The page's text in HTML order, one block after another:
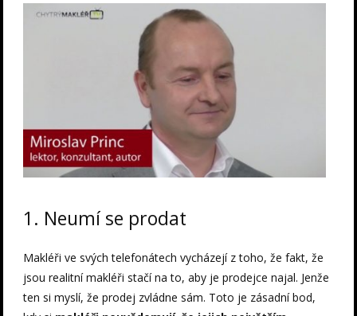
1. Neumí se prodat
Makléři ve svých telefonátech vycházejí z toho, že fakt, že
jsou realitní makléři stačí na to, aby je prodejce najal. Jenže
ten si myslí, že prodej zvládne sám. Toto je zásadní bod,